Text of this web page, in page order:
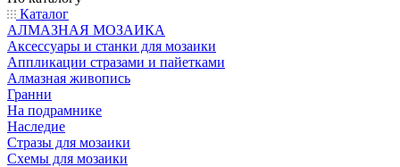
Каталог
АЛМАЗНАЯ МОЗАИКА
Аксессуары и станки для мозаики
Аппликации стразами и пайетками
Алмазная живопись
Гранни
На подрамнике
Наследие
Стразы для мозаики
Схемы для мозаики